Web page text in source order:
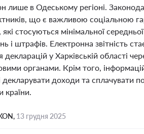
лише в Одеському регіоні.
що є важливою соціальною
які стосуються мінімальної
і штрафів. Електронна звітність
декларацій у Харківській області
органами. Крім того,
декларувати доходи та сплачувати
країни.
13 грудня 2025